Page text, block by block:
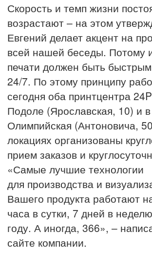
Скорость и темп жизни
возрастают – на этом
Евгений делает акцент на
всей нашей беседы. Потому
печати должен быть
24/7. По этому принципу
сегодня оба принтцентра
Подоле (Ярославская, 10) и
Олимпийская (Антоновича,
локациях организованы
прием заказов и
«Самые лучшие технологии
для производства и
Вашего продукта работают
часа в сутки, 7 дней в
году. А иногда, 366», –
сайте компании.